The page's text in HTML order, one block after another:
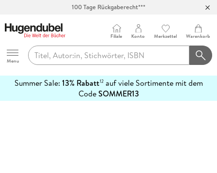
100 Tage Rückgaberecht***
Hugendubel
Menu
Filiale Konto Merkzettel Warenkorb
Summer Sale: 13% Rabatt12auf viele Sortimente mit dem
CodeSOMMER13
erfahren